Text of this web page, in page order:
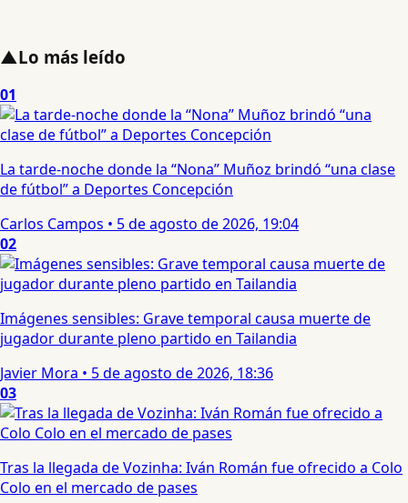
▲Lo más leído
01
La tarde-noche donde la “Nona” Muñoz brindó “una clase
de fútbol” a Deportes Concepción
Carlos Campos • 5 de agosto de 2026, 19:04
02
Imágenes sensibles: Grave temporal causa muerte de
jugador durante pleno partido en Tailandia
Javier Mora • 5 de agosto de 2026, 18:36
03
Tras la llegada de Vozinha: Iván Román fue ofrecido a Colo
Colo en el mercado de pases